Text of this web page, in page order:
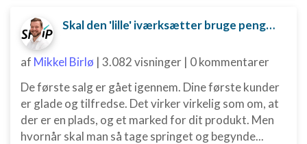
Skal den 'lille' iværksætter bruge penge på digital marketing?
af Mikkel Birlø | 3.082 visninger | 0 kommentarer
De første salg er gået igennem. Dine første kunder
er glade og tilfredse. Det virker virkelig som om, at
der er en plads, og et marked for dit produkt. Men
hvornår skal man så tage springet og begynde...